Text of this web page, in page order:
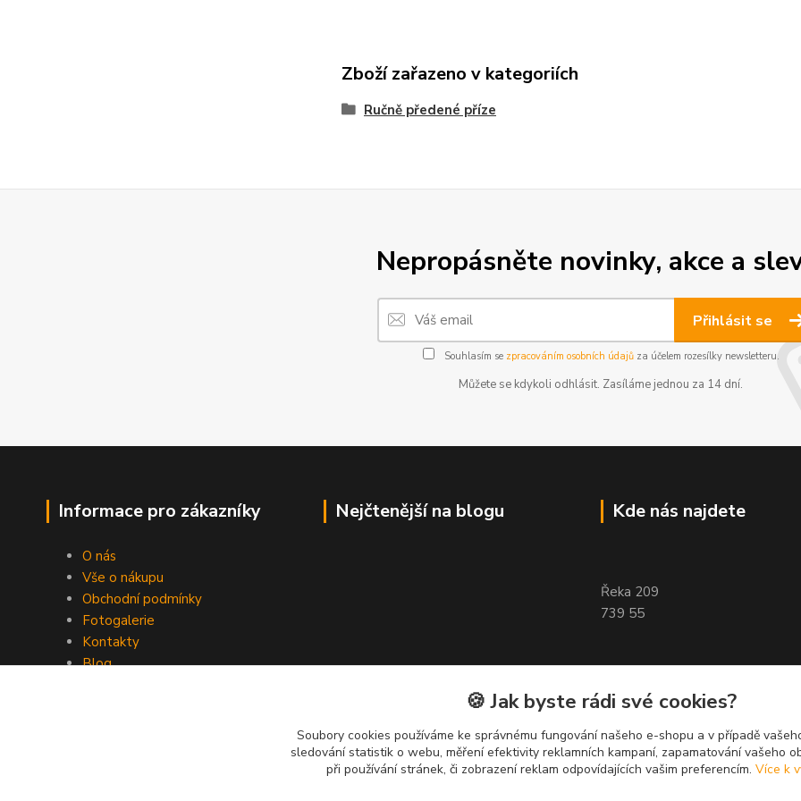
Zboží zařazeno v kategoriích
Ručně předené příze
Nepropásněte novinky, akce a
Přihlásit se
Souhlasím se zpracováním osobních údajůza účelem rozesílky newsletteru.
Můžete se kdykoli odhlásit. Zasíláme jednou za 14 dní.
Informace pro zákazníky
O nás
Vše o nákupu
Obchodní podmínky
Fotogalerie
Kontakty
Blog
Nejčtenější na blogu Kde nás najdete
Řeka 209
739 55
🍪 Jak byste rádi své cookies?
Soubory cookies používáme ke správnému fungování našeho e-shopu a v případě
sledování statistik o webu, měření efektivity reklamních kampaní, zapamatování vašeho
při používání stránek, či zobrazení reklam odpovídajících vašim preferencím. Více k